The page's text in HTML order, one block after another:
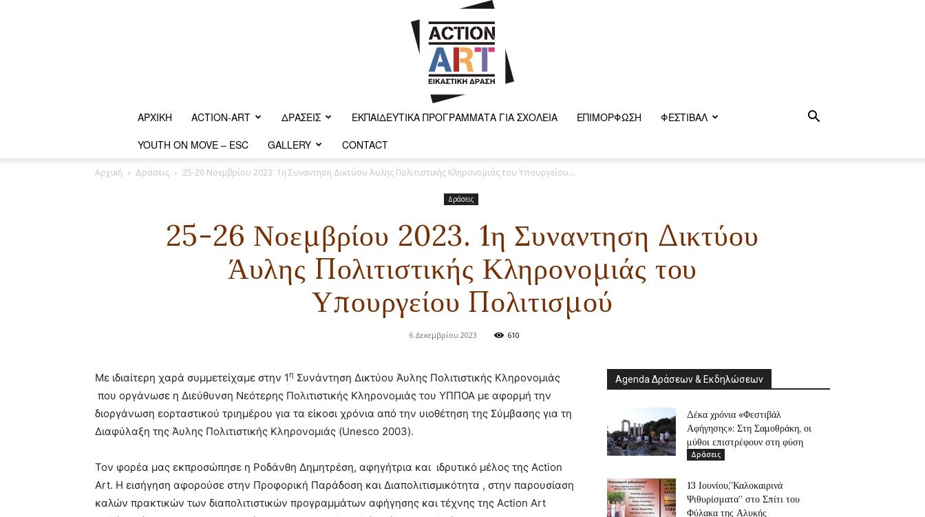
ΑΡΧΙΚΗ ACTION-ART ΔΡΆΣΕΙΣ ΕΚΠΑΙΔΕΥΤΙΚΆ ΠΡΟΓΡΆΜΜΑΤΑ ΓΙΑ ΣΧΟΛΕΊΑ ΕΠΙΜΌΡΦΩΣΗ
ΦΕΣΤΙΒΑΛ
YOUTH ON MOVE – ESC
GALLERY CONTACT
Αρχική Δράσεις 25-26 Νοεμβρίου 2023. 1η Συναντηση Δικτύου Άυλης Πολιτιστικής Κληρονομιάς του Υπουργείου...
Δράσεις
25-26 Νοεμβρίου 2023. 1η Συναντηση Δικτύου
Άυλης Πολιτιστικής Κληρονομιάς του
Υπουργείου Πολιτισμού
6 Δεκεμβρίου 2023 610
Με ιδιαίτερη χαρά συμμετείχαμε στην 1η Συνάντηση Δικτύου Άυλης Πολιτιστικής Κληρονομιάς
που οργάνωσε η Διεύθυνση Νεότερης Πολιτιστικής Κληρονομιάς του ΥΠΠOA με αφορμή την
διοργάνωση εορταστικού τριημέρου για τα είκοσι χρόνια από την υιοθέτηση της Σύμβασης για τη
Διαφύλαξη της Άυλης Πολιτιστικής Κληρονομιάς (Unesco 2003).
Τον φορέα μας εκπροσώπησε η Ροδάνθη Δημητρέση, αφηγήτρια και ιδρυτικό μέλος της Αction
Art. H εισήγηση αφορούσε στην Προφορική Παράδοση και Διαπολιτισμικότητα , στην παρουσίαση
καλών πρακτικών των διαπολιτιστικών προγραμμάτων αφήγησης και τέχνης της Αction Art
Agenda Δράσεων & Εκδηλώσεων
Δέκα χρόνια «Φεστιβάλ
Αφήγησης»: Στη Σαμοθράκη, οι
μύθοι επιστρέφουν στη φύση
Δράσεις
13 Ιουνίου,”Καλοκαιρινά
Ψιθυρίσματα” στο Σπίτι του
Φύλακα της Αλυκής